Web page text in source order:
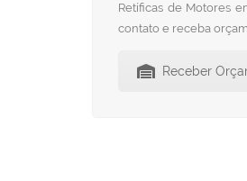
Retíficas de Motores
contato e receba
Receber